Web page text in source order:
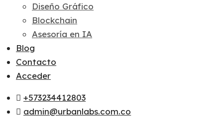
Diseño Gráfico
Blockchain
Asesoría en IA
Blog
Contacto
Acceder
+573234412803
admin@urbanlabs.com.co